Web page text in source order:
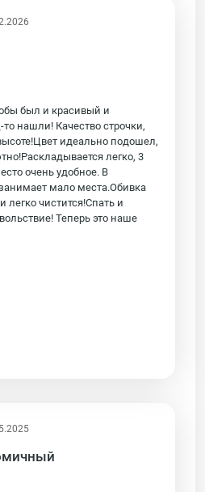
был и красивый и
нашли! Качество строчки,
идеально подошел,
легко, 3
очень удобное. В
мало места.Обивка
легко чистится!Спать и
Теперь это наше